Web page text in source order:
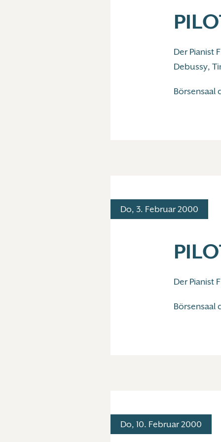
Der Pianist
Debussy,
Börsensaal
Do, 3. Februar 2000
Der Pianist
Börsensaal
Do, 10. Februar 2000